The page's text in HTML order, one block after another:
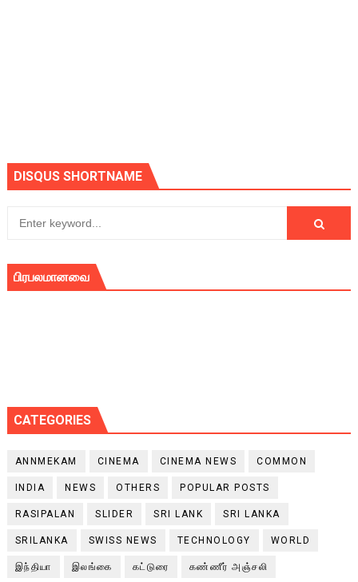
DISQUS SHORTNAME
பிரபலமானவை
CATEGORIES
ANNMEKAM CINEMA CINEMA NEWS COMMON
INDIA NEWS OTHERS POPULAR POSTS
RASIPALAN SLIDER SRI LANK SRI LANKA
SRILANKA SWISS NEWS TECHNOLOGY WORLD
இந்தியா இலங்கை கட்டுரை கண்ணீர் அஞ்சலி